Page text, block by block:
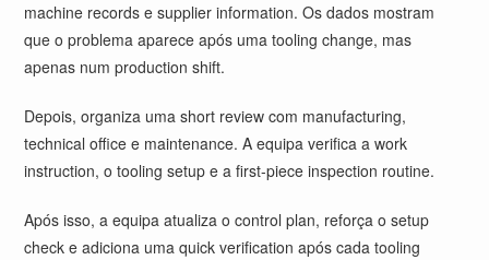
machine records e supplier information. Os dados mostram
que o problema aparece após uma tooling change, mas
apenas num production shift.
Depois, organiza uma short review com manufacturing,
technical office e maintenance. A equipa verifica a work
instruction, o tooling setup e a first-piece inspection routine.
Após isso, a equipa atualiza o control plan, reforça o setup
check e adiciona uma quick verification após cada tooling